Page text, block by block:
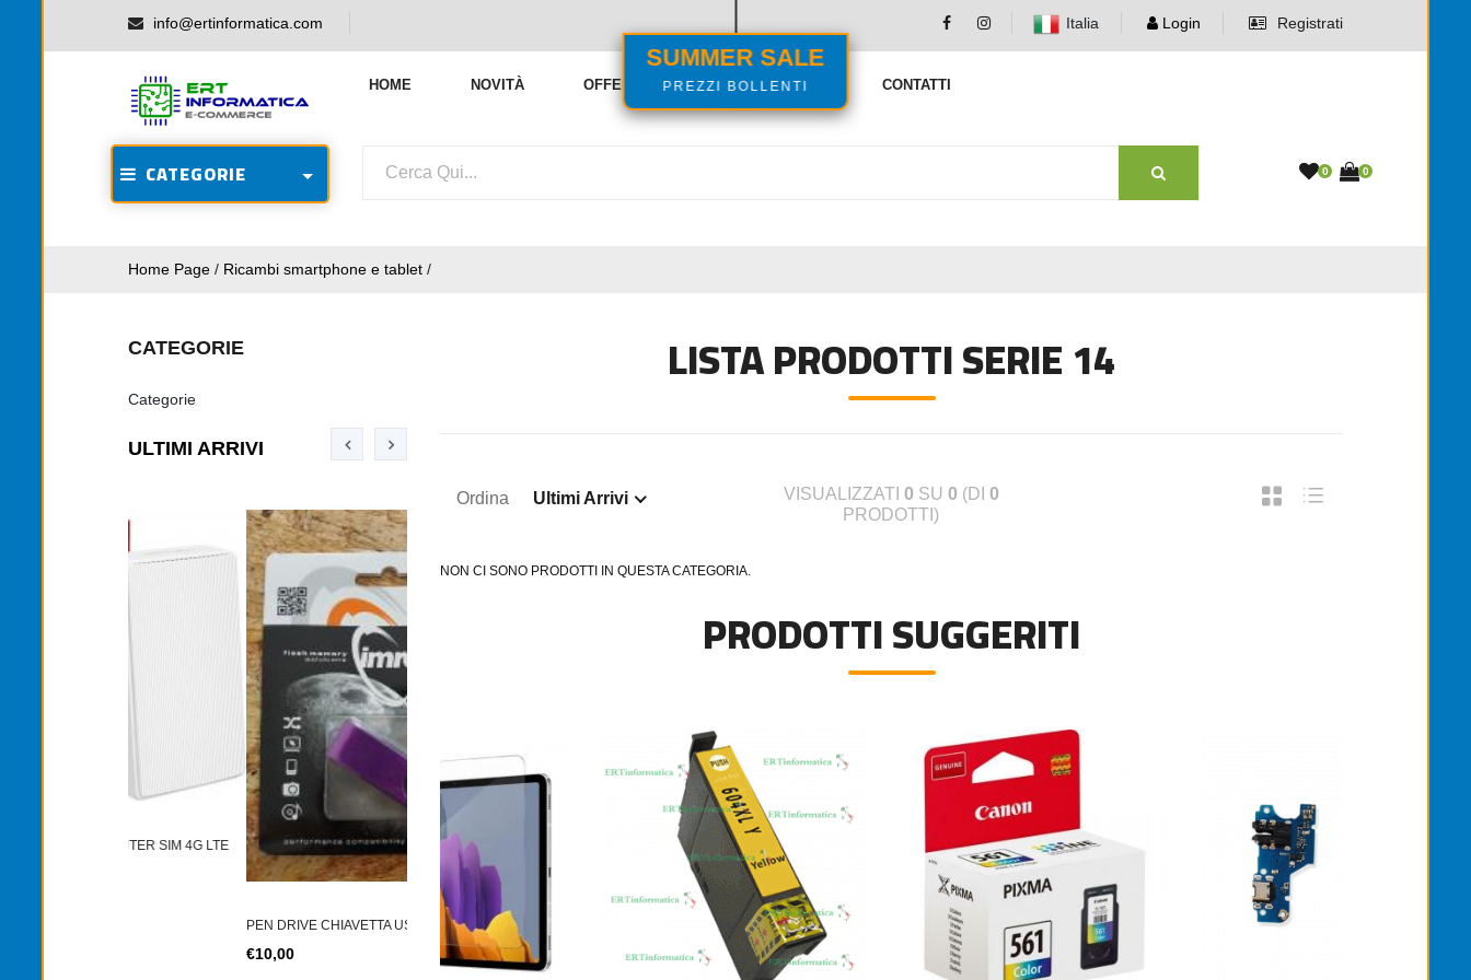
SUMMER SALE
PREZZI BOLLENTI
info@ertinformatica.com Italia Login Registrati
HOME NOVITÀ OFFERTE VENDITE FLASH CONTATTI
CATEGORIE 0 0
Home Page / Ricambi smartphone e tablet /
CATEGORIE
Categorie
ULTIMI ARRIVI
PEN DRIVE CHIAVETTA USB IMRO DRIVE
TONER TN-2590XL COMPATIBILE BROTHER
€12,00
DISSIPATORE CPU LED FRGB LGA 1700 1
€20,00
CARTUCCIA ORIGINALE CANON PG-513 C
€25,00
LISTA PRODOTTI SERIE 14
Ordina Ultimi Arrivi VISUALIZZATI 0 SU 0 (DI 0
PRODOTTI)
NON CI SONO PRODOTTI IN QUESTA CATEGORIA.
PRODOTTI SUGGERITI